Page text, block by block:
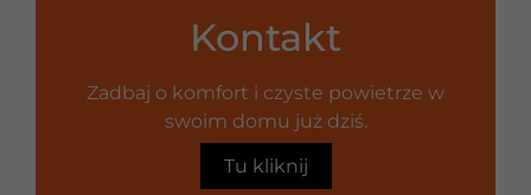
Kontakt
Zadbaj o komfort i czyste powietrze w
swoim domu już dziś.
Tu kliknij